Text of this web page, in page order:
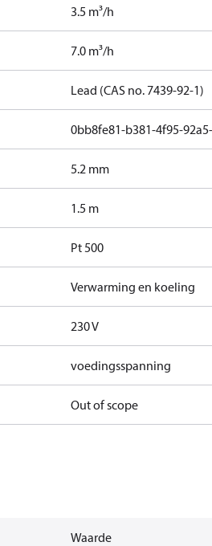
3.5 m³/h
7.0 m³/h
Lead (CAS no. 7439-92-1)
0bb8fe81-b381-4f95-
5.2 mm
1.5 m
Pt 500
Verwarming en koeling
230 V
voedingsspanning
Out of scope
Waarde